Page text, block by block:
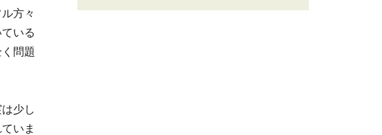
方々
いる
問題
少し
いま